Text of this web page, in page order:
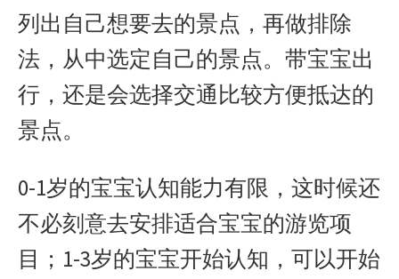
列出自己想要去的景点，再做排除
法，从中选定自己的景点。带宝宝出
行，还是会选择交通比较方便抵达的
景点。
0-1岁的宝宝认知能力有限，这时候还
不必刻意去安排适合宝宝的游览项
目；1-3岁的宝宝开始认知，可以开始